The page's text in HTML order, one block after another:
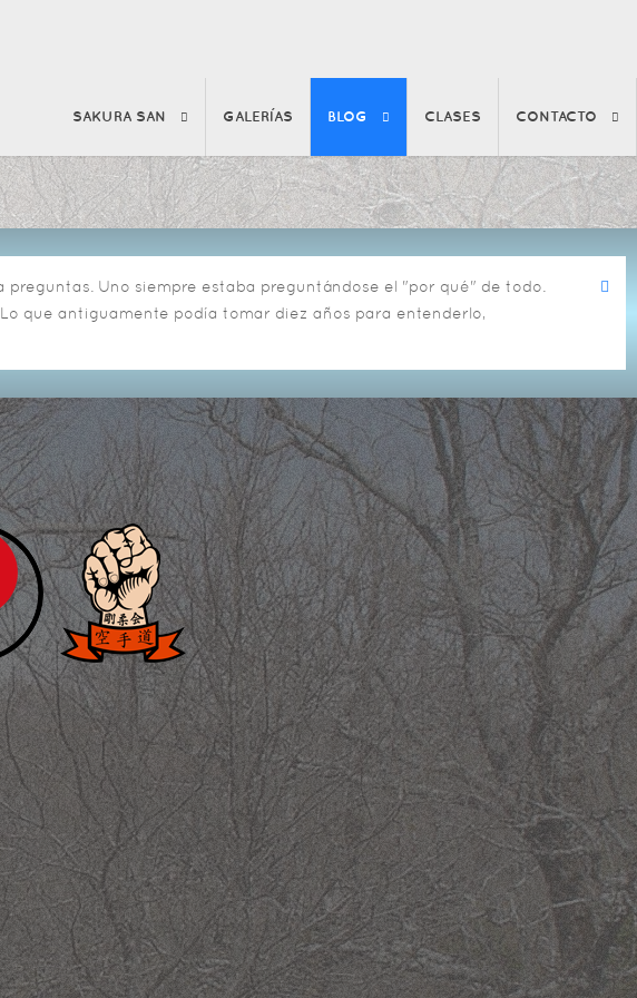
SAKURA SAN GALERÍAS BLOG CLASES CONTACTO
Uno siempre estaba preguntándose el "por qué" de todo.
que antiguamente podía tomar diez años para entenderlo,